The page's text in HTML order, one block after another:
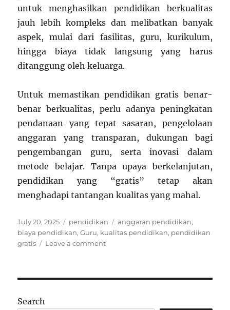
untuk menghasilkan pendidikan berkualitas
jauh lebih kompleks dan melibatkan banyak
aspek, mulai dari fasilitas, guru, kurikulum,
hingga biaya tidak langsung yang harus
ditanggung oleh keluarga.
Untuk memastikan pendidikan gratis benar-
benar berkualitas, perlu adanya peningkatan
pendanaan yang tepat sasaran, pengelolaan
anggaran yang transparan, dukungan bagi
pengembangan guru, serta inovasi dalam
metode belajar. Tanpa upaya berkelanjutan,
pendidikan yang “gratis” tetap akan
menghadapi tantangan kualitas yang mahal.
Posted
on
July 20, 2025 Categories
pendidikan Tags
anggaran pendidikan,
biaya pendidikan,Guru, kualitas pendidikan, pendidikan
gratis
Leave a commenton
Masih
Search